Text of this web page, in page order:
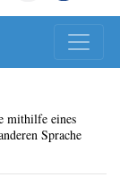
mithilfe eines
Sprache